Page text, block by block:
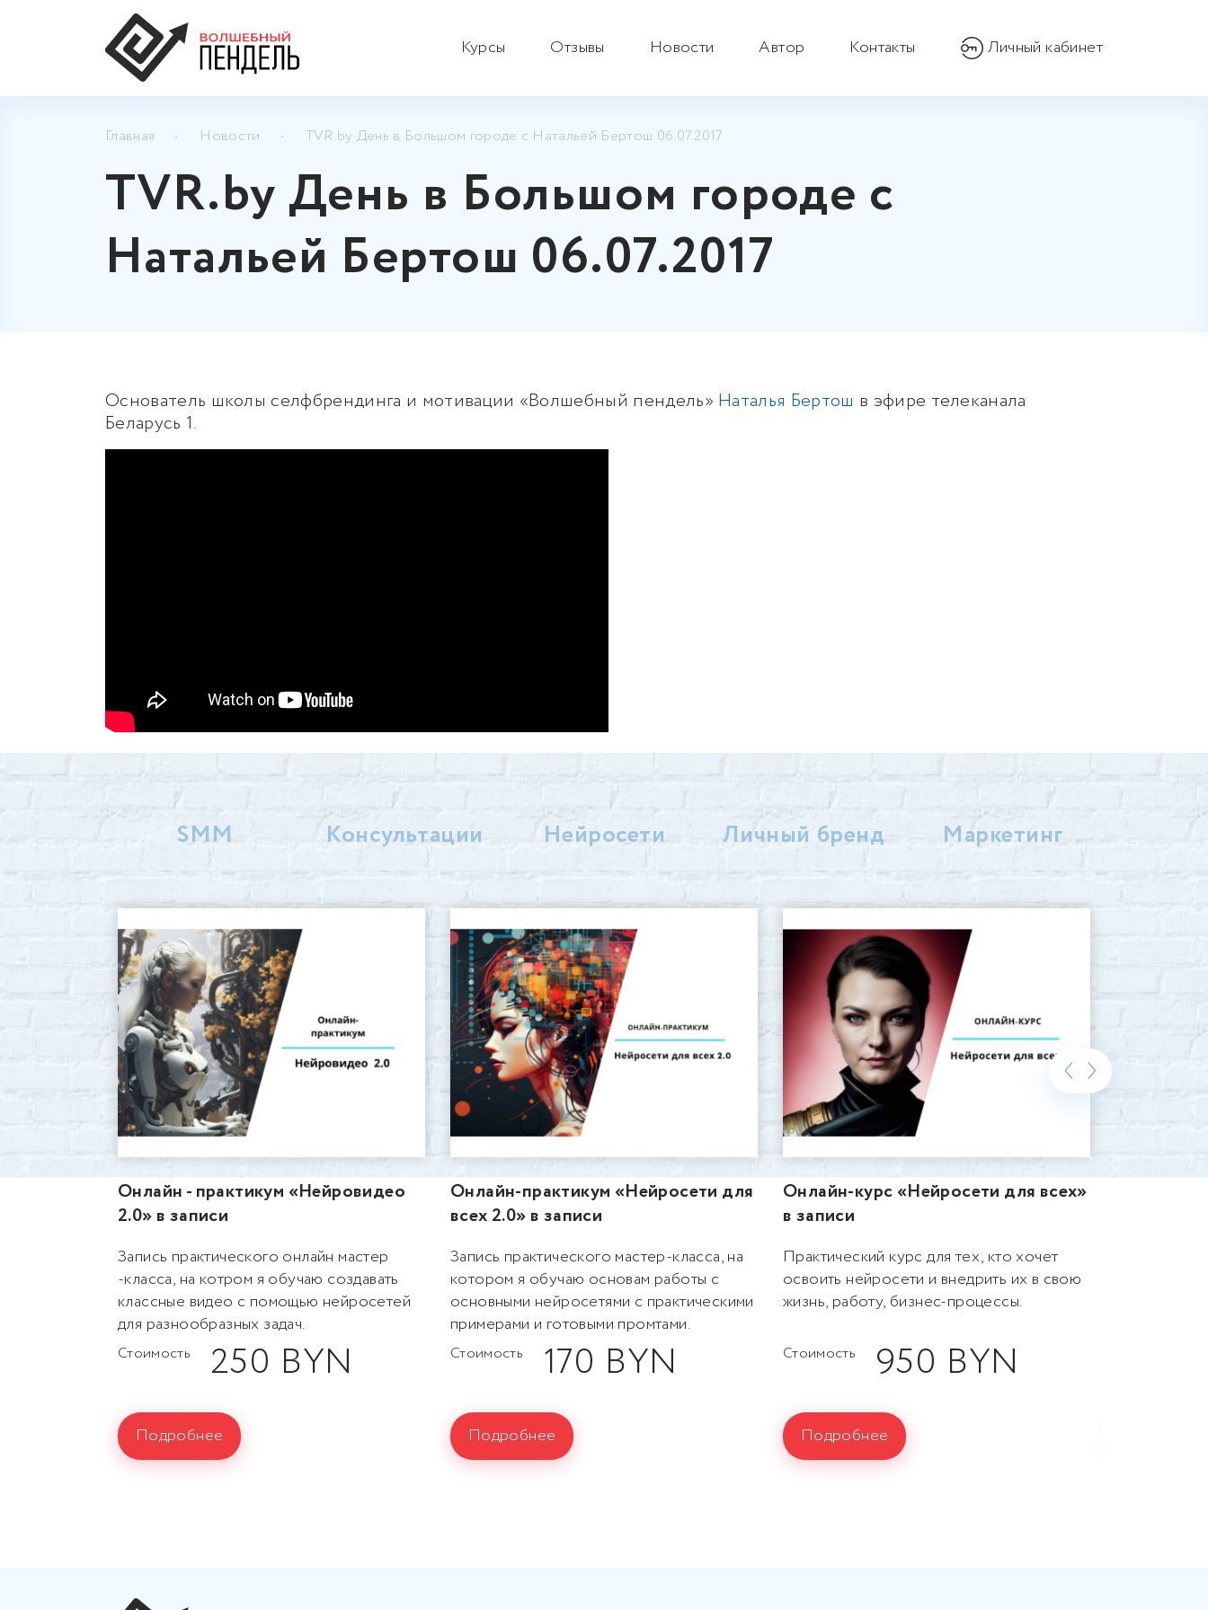
Курсы Отзывы Новости Автор Контакты Личный кабинет
Главная Новости TVR.by День в Большом городе с Натальей Бертош 06.07.2017
TVR.by День в Большом городе с
Натальей Бертош 06.07.2017
Основатель школы селфбрендинга и мотивации «Волшебный пендель» Наталья Бертош в эфире телеканала
Беларусь 1.
SMM Консультации Нейросети Личный бренд Маркетинг
Онлайн - практикум «Нейровидео
2.0» в записи
Запись практического онлайн мастер
-класса, на котром я обучаю создавать
классные видео с помощью нейросетей
для разнообразных задач.
Стоимость 250 BYN
Подробнее
Онлайн-практикум «Нейросети для
всех 2.0» в записи
Запись практического мастер-класса, на
котором я обучаю основам работы с
основными нейросетями с практическими
примерами и готовыми промтами.
Стоимость 170 BYN
Подробнее
Онлайн-курс «Нейросети для всех»
в записи
Практический курс для тех, кто хочет
освоить нейросети и внедрить их в свою
жизнь, работу, бизнес-процессы.
Стоимость 950 BYN
Подробнее
‹ ›